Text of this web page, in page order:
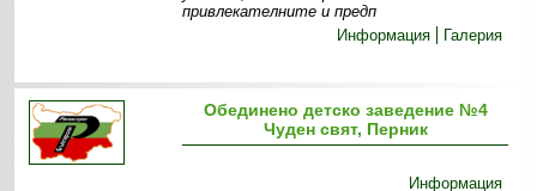
привлекателните и предп
Информация
Галерия
Обединено детско заведение №4
Чуден свят, Перник
Информация